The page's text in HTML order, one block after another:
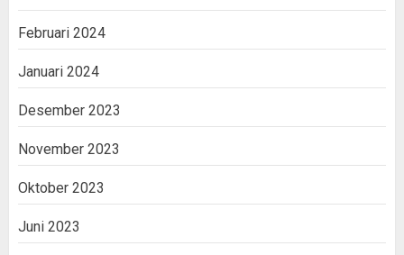
Februari 2024
Januari 2024
Desember 2023
November 2023
Oktober 2023
Juni 2023